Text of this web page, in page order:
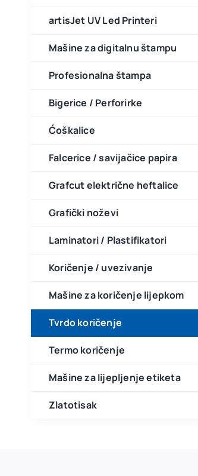
artisJet UV Led Printeri
Mašine za digitalnu štampu
Profesionalna štampa
Bigerice / Perforirke
Ćoškalice
Falcerice / savijačice papira
Grafcut električne heftalice
Grafički noževi
Laminatori / Plastifikatori
Koričenje / uvezivanje
Mašine za koričenje lijepkom
Tvrdo koričenje
Termo koričenje
Mašine za lijepljenje etiketa
Zlatotisak